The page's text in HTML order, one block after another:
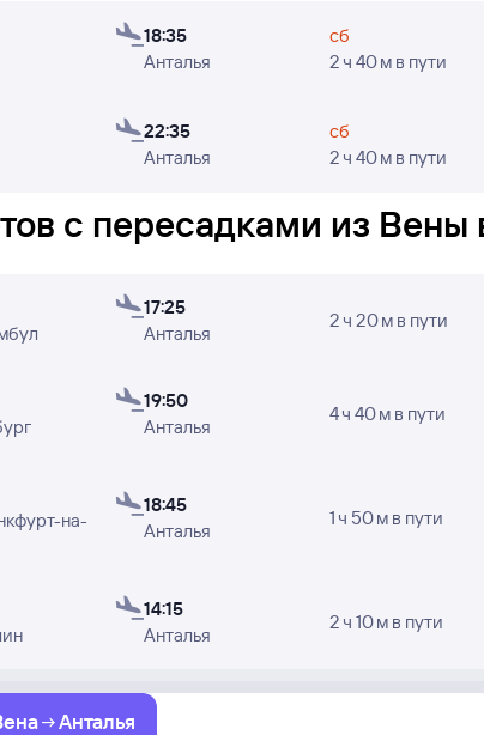
авиабилетов бывает сложно найти рейс
в редких случаях рейсы могут быть
на конкретный рейс и получить точные
18:35
Анталья
сб
2 ч 40 м в пути
22:35
Анталья
сб
2 ч 40 м в пути
с пересадками из Вены
17:25
Анталья
2 ч 20 м в пути
19:50
Анталья
4 ч 40 м в пути
на-
18:45
Анталья
1 ч 50 м в пути
14:15
Анталья
2 ч 10 м в пути
Анталья